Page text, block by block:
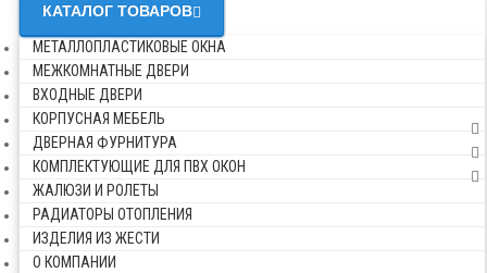
КАТАЛОГ ТОВАРОВ
МЕТАЛЛОПЛАСТИКОВЫЕ ОКНА
МЕЖКОМНАТНЫЕ ДВЕРИ
ВХОДНЫЕ ДВЕРИ
КОРПУСНАЯ МЕБЕЛЬ
ДВЕРНАЯ ФУРНИТУРА
КОМПЛЕКТУЮЩИЕ ДЛЯ ПВХ ОКОН
ЖАЛЮЗИ И РОЛЕТЫ
РАДИАТОРЫ ОТОПЛЕНИЯ
ИЗДЕЛИЯ ИЗ ЖЕСТИ
О КОМПАНИИ